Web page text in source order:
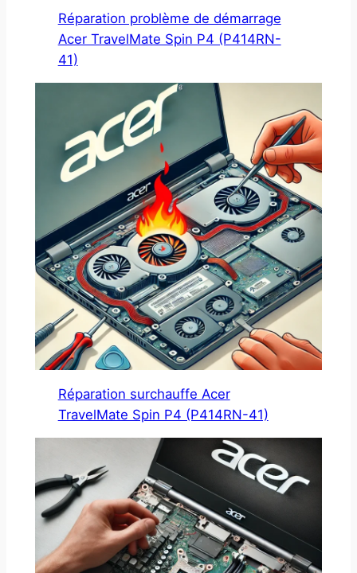
Réparation problème de démarrage
Acer TravelMate Spin P4 (P414RN-
41)
Réparation surchauffe Acer
TravelMate Spin P4 (P414RN-41)